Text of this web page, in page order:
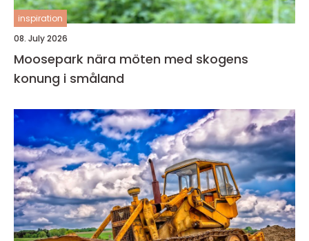
inspiration
08. July 2026
Moosepark nära möten med skogens
konung i småland